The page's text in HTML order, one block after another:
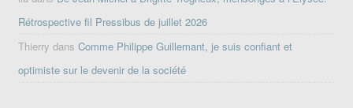
Rétrospective fil Pressibus de juillet 2026
Thierry dansComme Philippe Guillemant, je suis confiant et
optimiste sur le devenir de la société